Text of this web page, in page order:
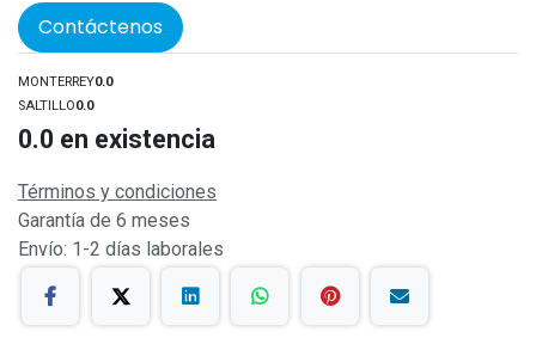
Contáctenos
MONTERREY0.0
SALTILLO0.0
0.0 en existencia
Términos y condiciones
Garantía de 6 meses
Envío: 1-2 días laborales